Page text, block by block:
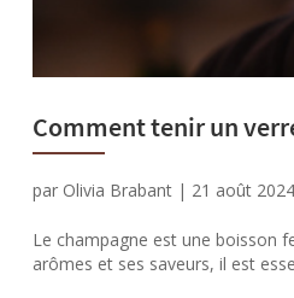
Comment tenir un
par Olivia Brabant | 21 août 2024
Le champagne est une boisson
arômes et ses saveurs, il est